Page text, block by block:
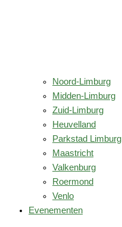
Noord-Limburg
Midden-Limburg
Zuid-Limburg
Heuvelland
Parkstad Limburg
Maastricht
Valkenburg
Roermond
Venlo
Evenementen